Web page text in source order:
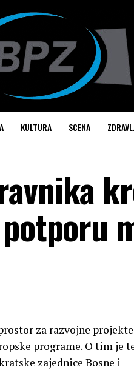
KULTURA SCENA
za razvojne
programe. O tim je
zajednice Bosne i